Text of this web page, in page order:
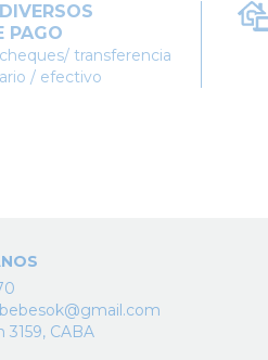
PAGO
transferencia
/ efectivo
3159, CABA